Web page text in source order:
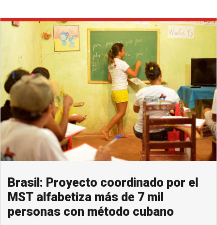
Brasil: Proyecto coordinado por el
MST alfabetiza más de 7 mil
personas con método cubano